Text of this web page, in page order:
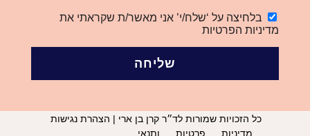
בלחיצה על ‘שלח/י’ אני מאשר/ת שקראתי את
מדיניות הפרטיות
שליחה
כל הזכויות שמורות לד״ר קרן בן ארי | הצהרת נגישות
מדיניות פרטיות ותנאי